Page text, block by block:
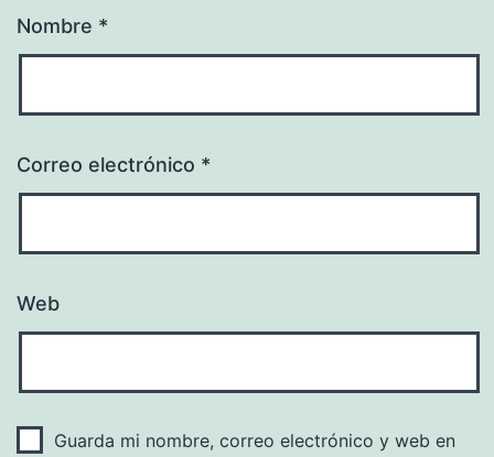
Nombre *
Correo electrónico *
Web
Guarda mi nombre, correo electrónico y web en